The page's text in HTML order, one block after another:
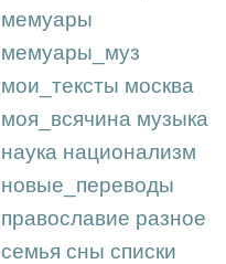
мемуары
мемуары_муз
мои_тексты москва
моя_всячина музыка
наука национализм
новые_переводы
православие разное
семья сны списки